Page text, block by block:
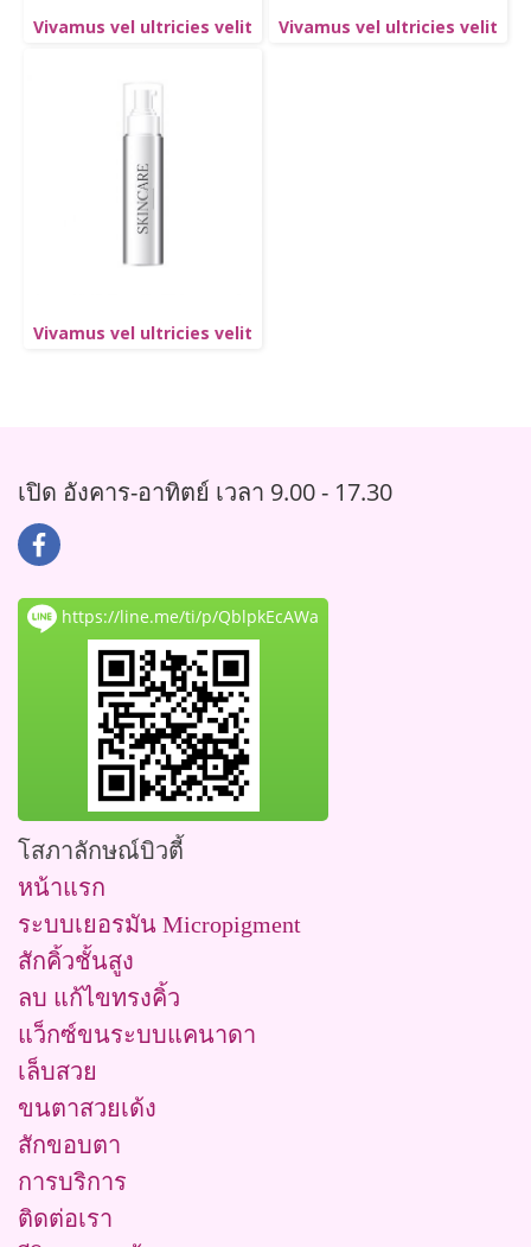
Vivamus vel ultricies velit Vivamus vel ultricies velit
Vivamus vel ultricies velit
เปิด อังคาร-อาทิตย์ เวลา 9.00 - 17.30
https://line.me/ti/p/QblpkEcAWa
โสภาลักษณ์บิวตี้
หน้าแรก
ระบบเยอรมัน Micropigment
สักคิ้วชั้นสูง
ลบ แก้ไขทรงคิ้ว
แว็กซ์ขนระบบแคนาดา
เล็บสวย
ขนตาสวยเด้ง
สักขอบตา
การบริการ
ติดต่อเรา